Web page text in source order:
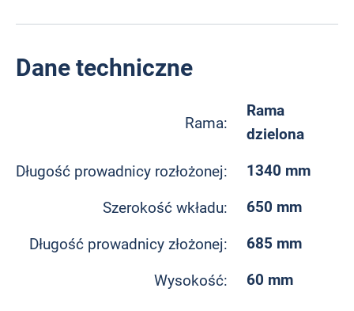
Dane techniczne
Rama:
Rama
dzielona
Długość prowadnicy rozłożonej: 1340 mm
Szerokość wkładu: 650 mm
Długość prowadnicy złożonej: 685 mm
Wysokość: 60 mm